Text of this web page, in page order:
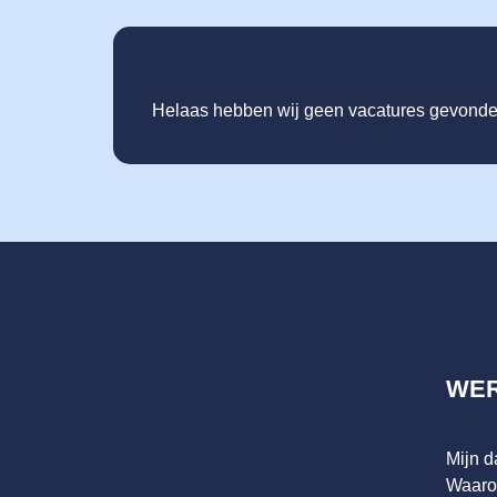
Helaas hebben wij geen vacatures
Mijn